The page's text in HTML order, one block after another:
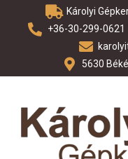
Károlyi
+36-30-299-0621
5630